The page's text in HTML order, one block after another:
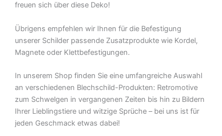
freuen sich über diese Deko!
Übrigens empfehlen wir Ihnen für die Befestigung
unserer Schilder passende Zusatzprodukte wie Kordel,
Magnete oder Klettbefestigungen.
In unserem Shop finden Sie eine umfangreiche Auswahl
an verschiedenen Blechschild-Produkten: Retromotive
zum Schwelgen in vergangenen Zeiten bis hin zu Bildern
Ihrer Lieblingstiere und witzige Sprüche – bei uns ist für
jeden Geschmack etwas dabei!